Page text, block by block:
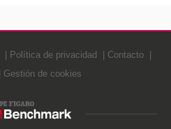
Política de privacidad
Contacto
Gestión de cookies